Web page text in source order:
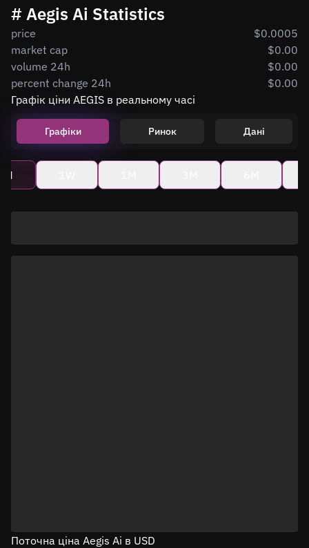
# Aegis Ai Statistics
price
$0.0005
market cap
$0.00
volume 24h
$0.00
percent change 24h
$0.00
Графік ціни AEGIS в реальному часі
Графіки Ринок Дані
Поточна ціна Aegis Ai в USD